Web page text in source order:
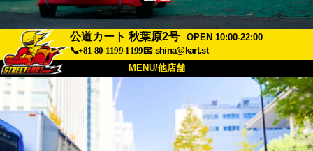
公道カート 秋葉原2号
OPEN 10:00-22:00
📞+81-80-1199-1199📧 shina@kart.st
MENU/他店舗
概要 価格
アクセス FAQ